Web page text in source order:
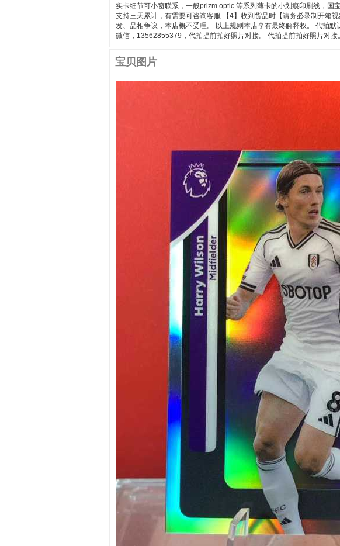
实卡细节可小窗联系，一般prizm optic 等系列薄卡的小划痕印刷线，
支持三天累计，有需要可咨询客服 【4】收到货品时【请务必录制开箱
发、品相争议，本店概不受理。 以上规则本店享有最终解释权。 代拍
微信，13562855379，代拍提前拍好照片对接。 代拍提前拍好照片对接。
宝贝图片